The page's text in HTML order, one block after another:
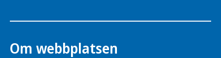
Om webbplatsen